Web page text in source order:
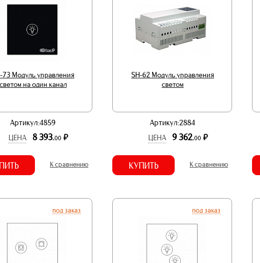
73 Модуль управления
светом на один канал
Артикул:4859
ЦЕНА
8 393.00 р.
К сравнению
SH-62 Модуль управления
светом
Артикул:2884
ЦЕНА
9 362.00 р.
КУПИТЬ К сравнению
под заказ под заказ